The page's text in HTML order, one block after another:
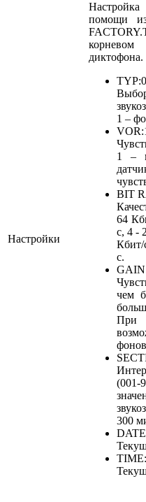
Настройки
Настройка
помощи
корневом
диктофона.
TYP:0
1 –
1 –
BIT
64
с, 4 -
Кбит/
с.
чем
При
(001-
300